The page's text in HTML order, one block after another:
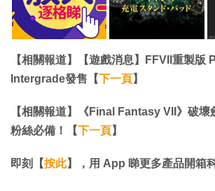
【相關報道】【遊戲消息】FFVII重製版
Intergrade發售【下一頁】
【相關報道】《Final Fantasy VII》破壞
粉絲必備！【下一頁】
即刻【按此】，用 App 睇更多產品開箱